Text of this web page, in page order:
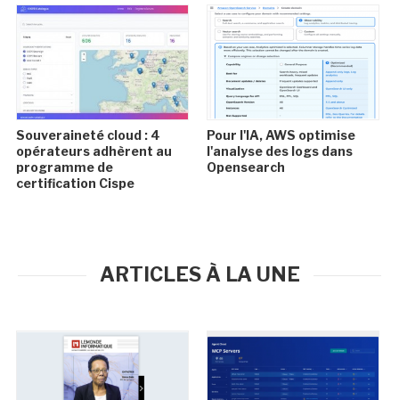
Souveraineté cloud : 4
opérateurs adhèrent au
programme de
certification Cispe
Pour l'IA, AWS optimise
l'analyse des logs dans
Opensearch
ARTICLES À LA UNE